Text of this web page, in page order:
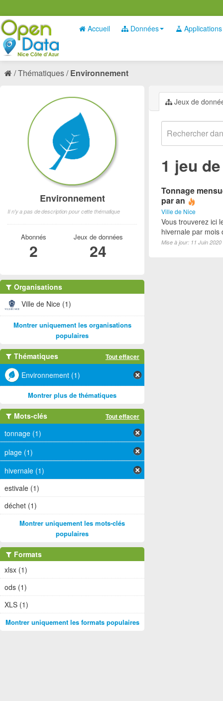
Accueil Données Applications
Thématiques Environnement
Jeux de
1 jeu
Tonnage
par an
Ville de Nice
Vous trouverez ici
hivernale par
Mise à jour: 11 Juin 2020
Environnement
Il n'y a pas de description pour cette thématique
Abonnés
2
Jeux de données
24
Organisations
Ville de Nice (1)
Montrer uniquement les organisations
populaires
Thématiques Tout effacer
Environnement (1)
Montrer plus de thématiques
Mots-clés Tout effacer
tonnage (1)
plage (1)
hivernale (1)
estivale (1)
déchet (1)
Montrer uniquement les mots-clés
populaires
Formats
xlsx (1)
ods (1)
XLS (1)
Montrer uniquement les formats populaires